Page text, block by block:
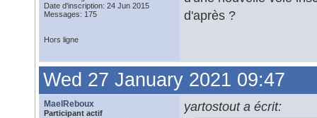
Date d'inscription: 24 Jun 2015
Messages: 175
d'après ?
Hors ligne
Wed 27 January 2021 09:47
MaelReboux
Participant actif
yartostout a écrit: